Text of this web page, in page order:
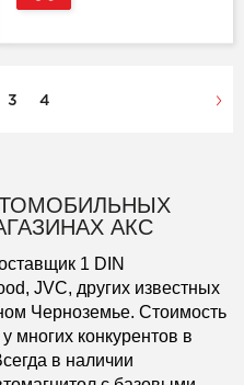
3 4
АКС
1 DIN
JVC, других известных
Черноземье. Стоимость
многих конкурентов в
в наличии